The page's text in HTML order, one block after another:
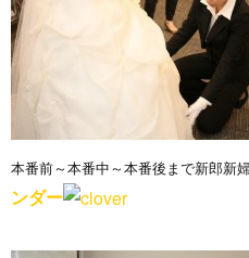
本番前～本番中～本番後まで新郎新
ンダー